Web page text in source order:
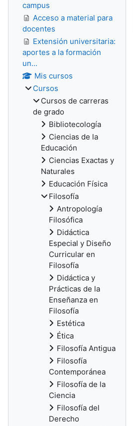
campus
Acceso a material para
docentes
Extensión universitaria:
aportes a la formación
un...
Mis cursos
Cursos
Cursos de carreras
de grado
Bibliotecología
Ciencias de la
Educación
Ciencias Exactas y
Naturales
Educación Física
Filosofía
Antropología
Filosófica
Didáctica
Especial y Diseño
Curricular en
Filosofía
Didáctica y
Prácticas de la
Enseñanza en
Filosofía
Estética
Ética
Filosofía Antigua
Filosofía
Contemporánea
Filosofía de la
Ciencia
Filosofía del
Derecho